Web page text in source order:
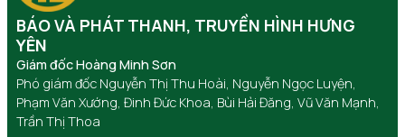
BÁO VÀ PHÁT THANH, TRUYỀN HÌNH HƯNG
YÊN
Giám đốc Hoàng Minh Sơn
Phó giám đốc Nguyễn Thị Thu Hoài, Nguyễn Ngọc Luyện,
Phạm Văn Xướng, Đinh Đức Khoa, Bùi Hải Đăng, Vũ Văn Mạnh,
Trần Thị Thoa